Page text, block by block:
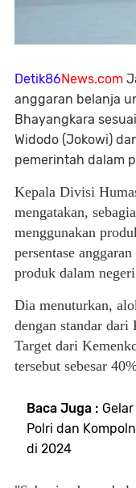
Detik86News.com
anggaran belanja
Bhayangkara
Widodo (Jokowi)
pemerintah dalam
Kepala Divisi
mengatakan,
menggunakan
persentase
produk dalam
Dia menuturkan,
dengan standar
Target dari
tersebut sebesar
Baca Juga :
Polri dan
di 2024